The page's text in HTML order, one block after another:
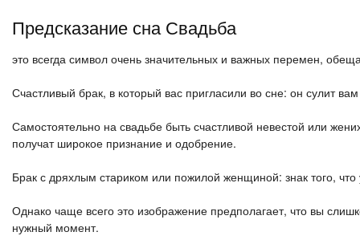
Предсказание сна Свадьба
это всегда символ очень значительных и важных перемен,
Счастливый брак, в который вас пригласили во сне: он сулит
Самостоятельно на свадьбе быть счастливой невестой или
получат широкое признание и одобрение.
Брак с дряхлым стариком или пожилой женщиной: знак того,
Однако чаще всего это изображение предполагает, что вы
нужный момент.